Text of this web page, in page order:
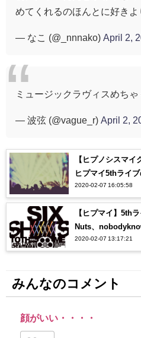
めてくれるのほんとに好きよ
— なこ (@_nnnako) April 2,
ミュージックラヴィスめち
— 波弦 (@vague_r) April 2,
【ヒプノシスマ
ヒプマイ5thライ
2020-02-07 16:05:58
【ヒプマイ】5th
Nuts、
は？？
2020-02-07 13:17:21
みんなのコメント
顔がいい・・・・